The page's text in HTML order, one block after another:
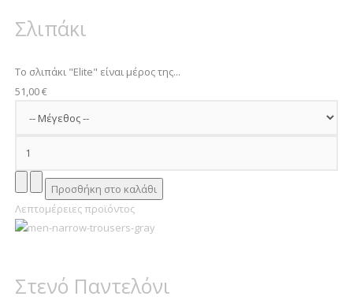
Σλιπάκι
Το σλιπάκι "Elite" είναι μέρος της...
51,00 €
Λεπτομέρειες προϊόντος
Στενό Παντελόνι